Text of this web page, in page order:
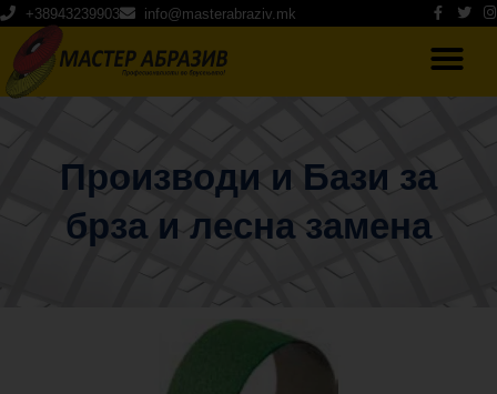
+38943239903 info@masterabraziv.mk
Производи и Бази за
брза и лесна замена